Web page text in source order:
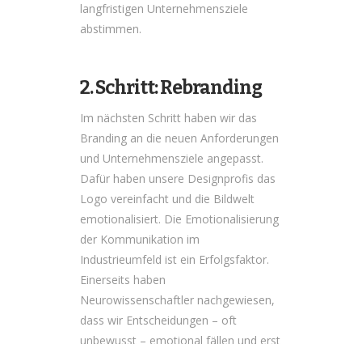
langfristigen Unternehmensziele
abstimmen.
2. Schritt: Rebranding
Im nächsten Schritt haben wir das
Branding an die neuen Anforderungen
und Unternehmensziele angepasst.
Dafür haben unsere Designprofis das
Logo vereinfacht und die Bildwelt
emotionalisiert. Die Emotionalisierung
der Kommunikation im
Industrieumfeld ist ein Erfolgsfaktor.
Einerseits haben
Neurowissenschaftler nachgewiesen,
dass wir Entscheidungen – oft
unbewusst – emotional fällen und erst